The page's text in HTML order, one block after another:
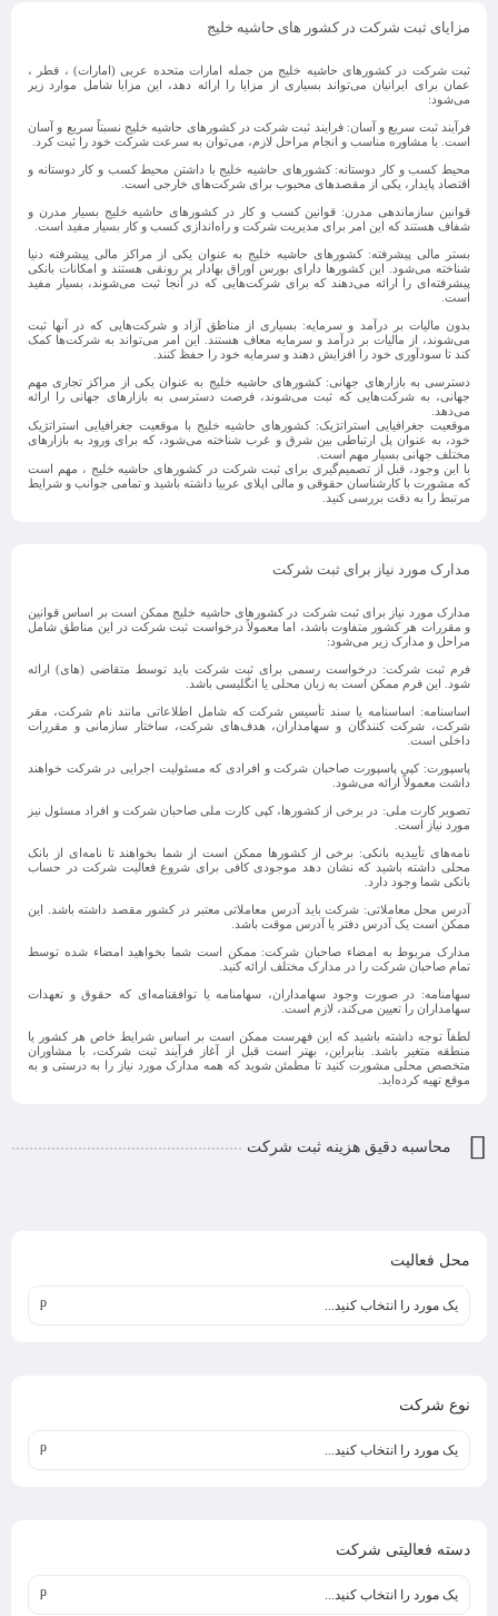
مزایای ثبت شرکت در کشور های حاشیه خلیج
ثبت شرکت در کشورهای حاشیه خلیج من جمله امارات متحده عربی (امارات) ، قطر ،
عمان برای ایرانیان می‌تواند بسیاری از مزایا را ارائه دهد، این مزایا شامل موارد زیر
می‌شود:
فرآیند ثبت سریع و آسان: فرایند ثبت شرکت در کشورهای حاشیه خلیج نسبتاً سریع و آسان
است. با مشاوره مناسب و انجام مراحل لازم، می‌توان به سرعت شرکت خود را ثبت کرد.
محیط کسب و کار دوستانه: کشورهای حاشیه خلیج با داشتن محیط کسب و کار دوستانه و
اقتصاد پایدار، یکی از مقصدهای محبوب برای شرکت‌های خارجی است.
قوانین سازماندهی مدرن: قوانین کسب و کار در کشورهای حاشیه خلیج بسیار مدرن و
شفاف هستند که این امر برای مدیریت شرکت و راه‌اندازی کسب و کار بسیار مفید است.
بستر مالی پیشرفته: کشورهای حاشیه خلیج به عنوان یکی از مراکز مالی پیشرفته دنیا
شناخته می‌شود. این کشورها دارای بورس اوراق بهادار پر رونقی هستند و امکانات بانکی
پیشرفته‌ای را ارائه می‌دهند که برای شرکت‌هایی که در آنجا ثبت می‌شوند، بسیار مفید
است.
بدون مالیات بر درآمد و سرمایه: بسیاری از مناطق آزاد و شرکت‌هایی که در آنها ثبت
می‌شوند، از مالیات بر درآمد و سرمایه معاف هستند. این امر می‌تواند به شرکت‌ها کمک
کند تا سودآوری خود را افزایش دهند و سرمایه خود را حفظ کنند.
دسترسی به بازارهای جهانی: کشورهای حاشیه خلیج به عنوان یکی از مراکز تجاری مهم
جهانی، به شرکت‌هایی که ثبت می‌شوند، فرصت دسترسی به بازارهای جهانی را ارائه
می‌دهد.
موقعیت جغرافیایی استراتژیک: کشورهای حاشیه خلیج با موقعیت جغرافیایی استراتژیک
خود، به عنوان پل ارتباطی بین شرق و غرب شناخته می‌شود، که برای ورود به بازارهای
مختلف جهانی بسیار مهم است.
با این وجود، قبل از تصمیم‌گیری برای ثبت شرکت در کشورهای حاشیه خلیج ، مهم است
که مشورت با کارشناسان حقوقی و مالی اپلای عربیا داشته باشید و تمامی جوانب و شرایط
مرتبط را به دقت بررسی کنید.
مدارک مورد نیاز برای ثبت شرکت
مدارک مورد نیاز برای ثبت شرکت در کشورهای حاشیه خلیج ممکن است بر اساس قوانین
و مقررات هر کشور متفاوت باشد، اما معمولاً درخواست ثبت شرکت در این مناطق شامل
مراحل و مدارک زیر می‌شود:
فرم ثبت شرکت: درخواست رسمی برای ثبت شرکت باید توسط متقاضی (های) ارائه
شود. این فرم ممکن است به زبان محلی یا انگلیسی باشد.
اساسنامه: اساسنامه یا سند تأسیس شرکت که شامل اطلاعاتی مانند نام شرکت، مقر
شرکت، شرکت کنندگان و سهامداران، هدف‌های شرکت، ساختار سازمانی و مقررات
داخلی است.
پاسپورت: کپی پاسپورت صاحبان شرکت و افرادی که مسئولیت اجرایی در شرکت خواهند
داشت معمولاً ارائه می‌شود.
تصویر کارت ملی : در برخی از کشورها، کپی کارت ملی صاحبان شرکت و افراد مسئول نیز
مورد نیاز است.
نامه‌های تأییدیه بانکی: برخی از کشورها ممکن است از شما بخواهند تا نامه‌ای از بانک
محلی داشته باشید که نشان دهد موجودی کافی برای شروع فعالیت شرکت در حساب
بانکی شما وجود دارد.
آدرس محل معاملاتی : شرکت باید آدرس معاملاتی معتبر در کشور مقصد داشته باشد. این
ممکن است یک آدرس دفتر یا آدرس موقت باشد.
مدارک مربوط به امضاء صاحبان شرکت: ممکن است شما بخواهید امضاء شده توسط
تمام صاحبان شرکت را در مدارک مختلف ارائه کنید.
سهامنامه: در صورت وجود سهامداران، سهامنامه یا توافقنامه‌ای که حقوق و تعهدات
سهامداران را تعیین می‌کند، لازم است.
لطفاً توجه داشته باشید که این فهرست ممکن است بر اساس شرایط خاص هر کشور یا
منطقه متغیر باشد. بنابراین، بهتر است قبل از آغاز فرآیند ثبت شرکت، با مشاوران
متخصص محلی مشورت کنید تا مطمئن شوید که همه مدارک مورد نیاز را به درستی و به
موقع تهیه کرده‌اید.
محاسبه دقیق هزینه ثبت شرکت
محل فعالیت
یک مورد را انتخاب کنید...
نوع شرکت
یک مورد را انتخاب کنید...
دسته فعالیتی شرکت
یک مورد را انتخاب کنید...